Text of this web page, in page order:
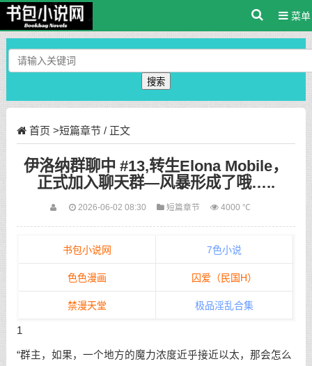
菜单
搜索
首页 >短篇章节/ 正文
伊洛纳群聊中 #13,转生Elona Mobile，
正式加入聊天群—风暴形成了哦…..
2026-06-02 08:30 短篇章节 4000 ℃
书包小说网 7色小说
色色漫画 囚爱（民国H）
禁漫天堂 极品淫乱合集
1
“群主，如果，一个地方的魔力浓度近乎接近以太，那会怎么